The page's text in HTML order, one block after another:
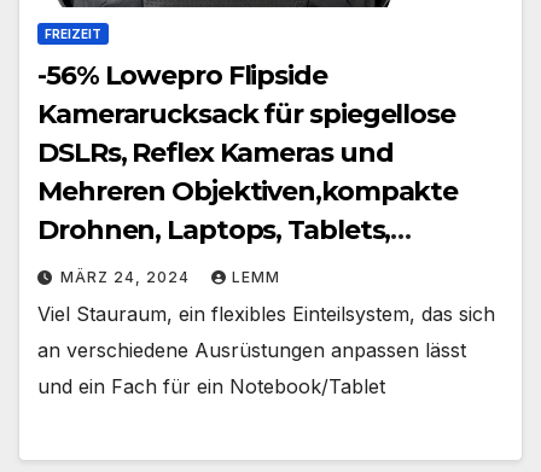
FREIZEIT
-56% Lowepro Flipside
Kamerarucksack für spiegellose
DSLRs, Reflex Kameras und
Mehreren Objektiven,kompakte
Drohnen, Laptops, Tablets,
Fotozubehör, Stative
MÄRZ 24, 2024 LEMM
Viel Stauraum, ein flexibles Einteilsystem, das sich
an verschiedene Ausrüstungen anpassen lässt
und ein Fach für ein Notebook/Tablet